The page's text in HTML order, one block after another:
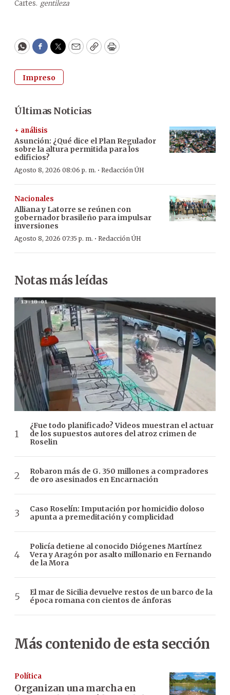
Cartes. gentileza
WhatsApp
Facebook
Twitter
EmailCopyPrint
Impreso
Últimas Noticias
+ análisis
Asunción: ¿Qué dice el Plan Regulador
sobre la altura permitida para los
edificios?
Agosto 8, 2026 08:06 p. m. · Redacción ÚH
Nacionales
Alliana y Latorre se reúnen con
gobernador brasileño para impulsar
inversiones
Agosto 8, 2026 07:35 p. m. · Redacción ÚH
Notas más leídas
¿Fue todo planificado? Videos muestran el actuar
de los supuestos autores del atroz crimen de
Roselin
Robaron más de G. 350 millones a compradores
de oro asesinados en Encarnación
Caso Roselín: Imputación por homicidio doloso
apunta a premeditación y complicidad
Policía detiene al conocido Diógenes Martínez
Vera y Aragón por asalto millonario en Fernando
de la Mora
El mar de Sicilia devuelve restos de un barco de la
época romana con cientos de ánforas
Más contenido de esta sección
Política
Organizan una marcha en